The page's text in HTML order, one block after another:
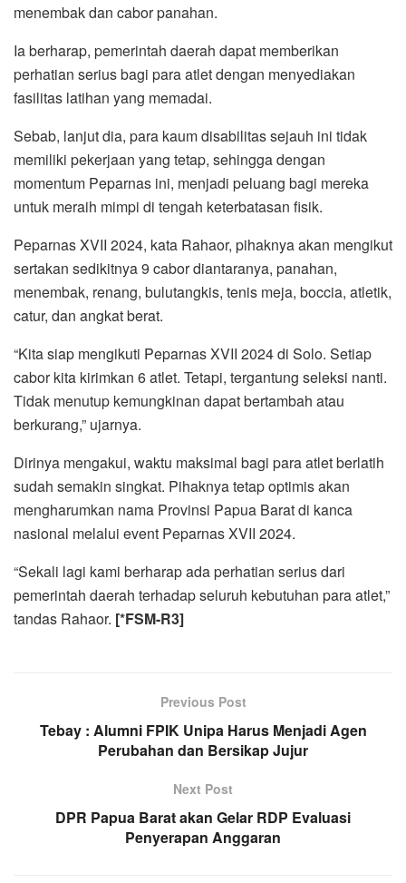
menembak dan cabor panahan.
Ia berharap, pemerintah daerah dapat memberikan
perhatian serius bagi para atlet dengan menyediakan
fasilitas latihan yang memadai.
Sebab, lanjut dia, para kaum disabilitas sejauh ini tidak
memiliki pekerjaan yang tetap, sehingga dengan
momentum Peparnas ini, menjadi peluang bagi mereka
untuk meraih mimpi di tengah keterbatasan fisik.
Peparnas XVII 2024, kata Rahaor, pihaknya akan mengikut
sertakan sedikitnya 9 cabor diantaranya, panahan,
menembak, renang, bulutangkis, tenis meja, boccia, atletik,
catur, dan angkat berat.
“Kita siap mengikuti Peparnas XVII 2024 di Solo. Setiap
cabor kita kirimkan 6 atlet. Tetapi, tergantung seleksi nanti.
Tidak menutup kemungkinan dapat bertambah atau
berkurang,” ujarnya.
Dirinya mengakui, waktu maksimal bagi para atlet berlatih
sudah semakin singkat. Pihaknya tetap optimis akan
mengharumkan nama Provinsi Papua Barat di kanca
nasional melalui event Peparnas XVII 2024.
“Sekali lagi kami berharap ada perhatian serius dari
pemerintah daerah terhadap seluruh kebutuhan para atlet,”
tandas Rahaor. [*FSM-R3]
Previous Post
Tebay : Alumni FPIK Unipa Harus Menjadi Agen
Perubahan dan Bersikap Jujur
Next Post
DPR Papua Barat akan Gelar RDP Evaluasi
Penyerapan Anggaran